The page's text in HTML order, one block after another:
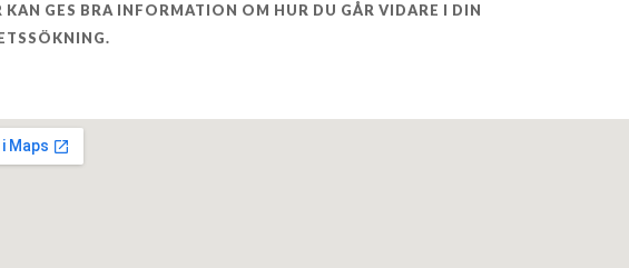
KAN GES BRA INFORMATION OM HUR DU GÅR VIDARE I DIN